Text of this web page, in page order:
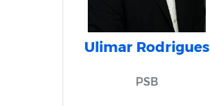
Ulimar Rodrigues
PSB